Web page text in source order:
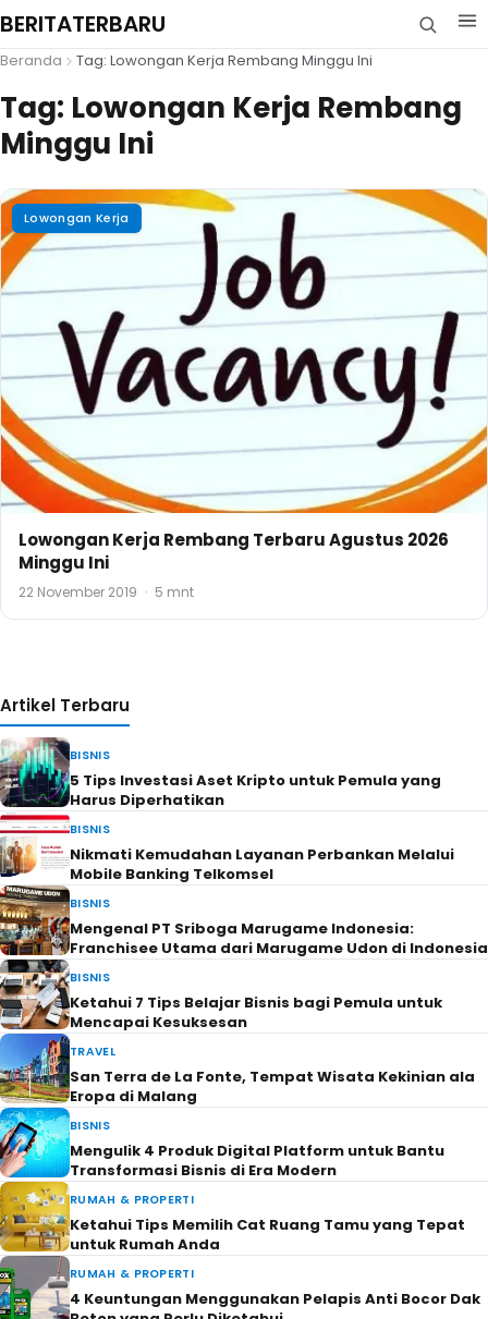
BERITATERBARU
Beranda Tag: Lowongan Kerja Rembang Minggu Ini
Tag: Lowongan Kerja Rembang
Minggu Ini
Lowongan Kerja
Lowongan Kerja Rembang Terbaru Agustus 2026
Minggu Ini
22 November 2019 · 5 mnt
Artikel Terbaru
BISNIS
5 Tips Investasi Aset Kripto untuk Pemula yang
Harus Diperhatikan
BISNIS
Nikmati Kemudahan Layanan Perbankan Melalui
Mobile Banking Telkomsel
BISNIS
Mengenal PT Sriboga Marugame Indonesia:
Franchisee Utama dari Marugame Udon di Indonesia
BISNIS
Ketahui 7 Tips Belajar Bisnis bagi Pemula untuk
Mencapai Kesuksesan
TRAVEL
San Terra de La Fonte, Tempat Wisata Kekinian ala
Eropa di Malang
BISNIS
Mengulik 4 Produk Digital Platform untuk Bantu
Transformasi Bisnis di Era Modern
RUMAH & PROPERTI
Ketahui Tips Memilih Cat Ruang Tamu yang Tepat
untuk Rumah Anda
RUMAH & PROPERTI
4 Keuntungan Menggunakan Pelapis Anti Bocor Dak